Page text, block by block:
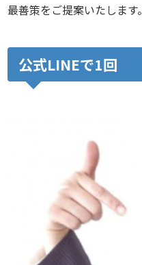
最善策をご提案いたします。
公式LINEで1回